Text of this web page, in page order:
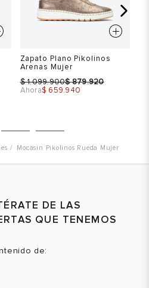
Zapato Plano Pikolinos
Arenas Mujer
$1.099.900$879.920
Ahora$ 659.940
Selecciona una talla
EUR
USA
Mocasin Pikolinos Rueda Mujer
DE LAS
QUE TENEMOS
de: